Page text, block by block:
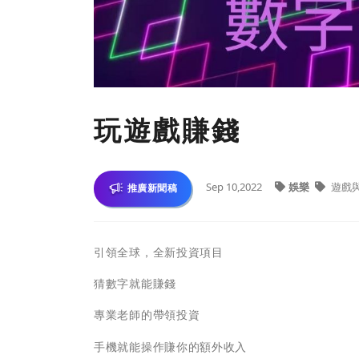
玩遊戲賺錢
推廣新聞稿 Sep 10,2022 娛樂 遊戲
引領全球，全新投資項目
猜數字就能賺錢
專業老師的帶領投資
手機就能操作賺你的額外收入